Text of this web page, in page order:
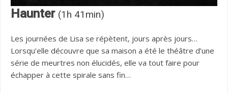
Haunter (1h 41min)
Les journées de Lisa se répètent, jours après jours…
Lorsqu’elle découvre que sa maison a été le théâtre d’une
série de meurtres non élucidés, elle va tout faire pour
échapper à cette spirale sans fin…